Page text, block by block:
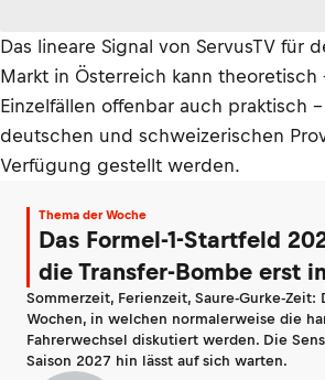
Das lineare Signal von ServusTV für
Markt in Österreich kann theoretisch
Einzelfällen offenbar auch praktisch
deutschen und schweizerischen
Verfügung gestellt werden.
Thema der Woche
Das Formel-1-Startfeld
die Transfer-Bombe erst
Sommerzeit, Ferienzeit, Saure-Gurke-Zeit:
Wochen, in welchen normalerweise die
Fahrerwechsel diskutiert werden. Die
Saison 2027 hin lässt auf sich warten.